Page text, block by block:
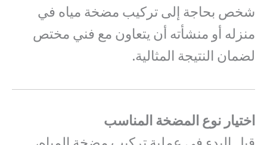
شخص بحاجة إلى تركيب مضخة مياه في
منزله أو منشأته أن يتعاون مع فني مختص
لضمان النتيجة المثالية.
اختيار نوع المضخة المناسب